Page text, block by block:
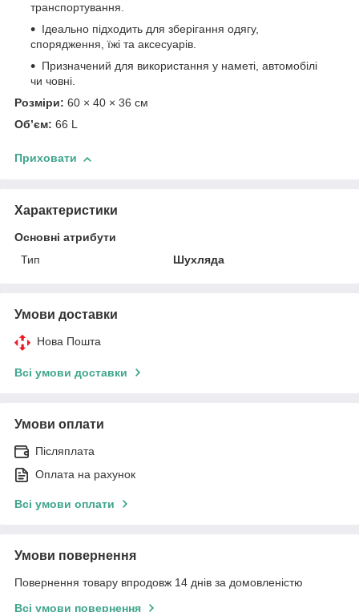
транспортування.
Ідеально підходить для зберігання одягу,
спорядження, їжі та аксесуарів.
Призначений для використання у наметі, автомобілі
чи човні.
Розміри: 60 × 40 × 36 см
Об’єм: 66 L
Приховати
Характеристики
Основні атрибути
Тип
Шухляда
Умови доставки
Нова Пошта
Всі умови доставки
Умови оплати
Післяплата
Оплата на рахунок
Всі умови оплати
Умови повернення
Повернення товару впродовж 14 днів за домовленістю
Всі умови повернення